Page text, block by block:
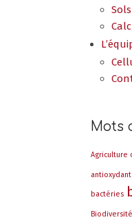
Mots
Agriculture
antioxydant
bactéries
Biodiversité